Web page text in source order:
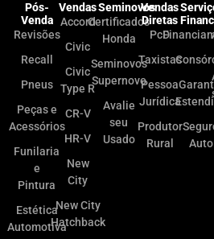
Pós-
Venda
Revisões
Recall
Pneus
Peças e
Acessórios
Funilaria
e
Pintura
Estética
Automotiva
Vendas
Accord
Civic
Civic
Type R
CR-V
HR-V
New
City
New City
Hatchback
Seminovos
Certificados
Honda
Seminovos
Supernovo
Avalie
seu
Usado
Vendas
Diretas
PcD
Taxistas
Pessoa
Jurídica
Produtor
Rural
Auto